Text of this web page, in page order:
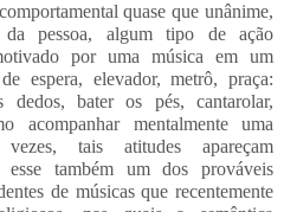
quase que unânime,
da pessoa, algum tipo de ação
por uma música em um
espera, elevador, metrô, praça:
dedos, bater os pés, cantarolar,
acompanhar mentalmente uma
tais atitudes apareçam
esse também um dos prováveis
de músicas que recentemente